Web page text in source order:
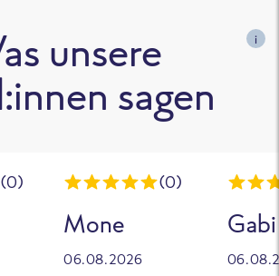
unsere
sagen
i
(0) (0)
Mone
06.08.2026
Gabi